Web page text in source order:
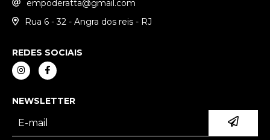
empoderatta@gmail.com
Rua 6 - 32 - Angra dos reis - RJ
REDES SOCIAIS
NEWSLETTER